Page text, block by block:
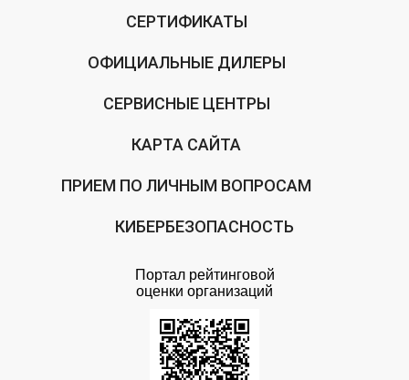
СЕРТИФИКАТЫ
ОФИЦИАЛЬНЫЕ ДИЛЕРЫ
СЕРВИСНЫЕ ЦЕНТРЫ
КАРТА САЙТА
ПРИЕМ ПО ЛИЧНЫМ ВОПРОСАМ
КИБЕРБЕЗОПАСНОСТЬ
Портал рейтинговой
оценки организаций